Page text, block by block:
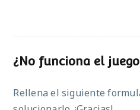
¿No funciona el
Rellena el siguiente